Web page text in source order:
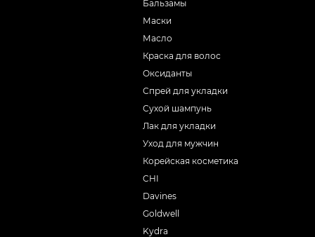
Бальзамы
Маски
Масло
Краска для волос
Оксиданты
Спрей для укладки
Сухой шампунь
Лак для укладки
Уход для мужчин
Корейская косметика
CHI
Davines
Goldwell
Kydra